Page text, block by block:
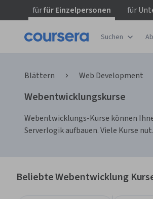
fürfür Einzelpersonen für
Suchen
Blättern Web Development
Webentwicklungskurse
Webentwicklungs-Kurse können
Serverlogik aufbauen. Viele Kurse
Beliebte Webentwicklung